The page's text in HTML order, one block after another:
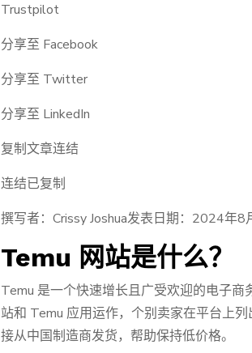
Trustpilot
分享至 Facebook
分享至 Twitter
分享至 LinkedIn
复制文章连结
连结已复制
撰写者：Crissy Joshua发表日期：2024年8
Temu 网站是什么？
Temu 是一个快速增长且广受欢迎的电子
站和 Temu 应用运作，个别卖家在平台上
接从中国制造商发货，帮助保持低价格。